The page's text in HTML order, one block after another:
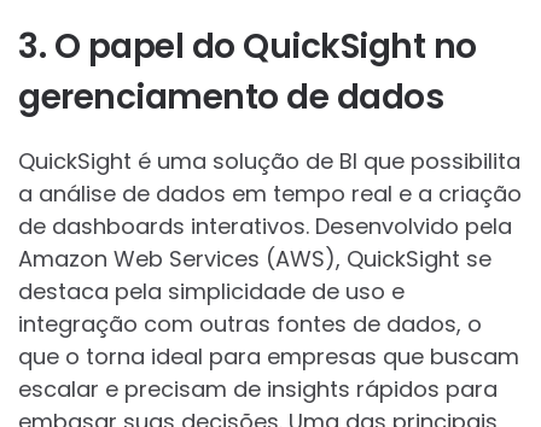
3. O papel do QuickSight no
gerenciamento de dados
QuickSight é uma solução de BI que possibilita
a análise de dados em tempo real e a criação
de dashboards interativos. Desenvolvido pela
Amazon Web Services (AWS), QuickSight se
destaca pela simplicidade de uso e
integração com outras fontes de dados, o
que o torna ideal para empresas que buscam
escalar e precisam de insights rápidos para